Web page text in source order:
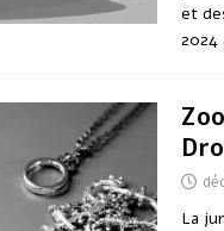
et
2024
La